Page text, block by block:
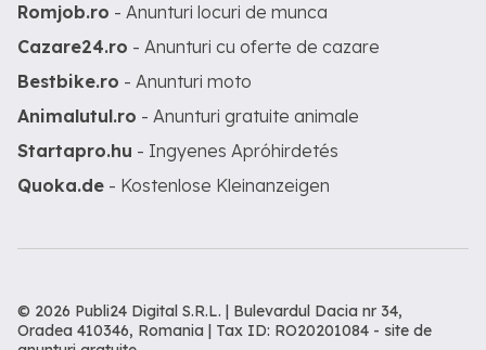
Romjob.ro - Anunturi locuri de munca
Cazare24.ro - Anunturi cu oferte de cazare
Bestbike.ro - Anunturi moto
Animalutul.ro - Anunturi gratuite animale
Startapro.hu - Ingyenes Apróhirdetés
Quoka.de - Kostenlose Kleinanzeigen
© 2026 Publi24 Digital S.R.L. | Bulevardul Dacia nr 34,
Oradea 410346, Romania | Tax ID: RO20201084 - site de